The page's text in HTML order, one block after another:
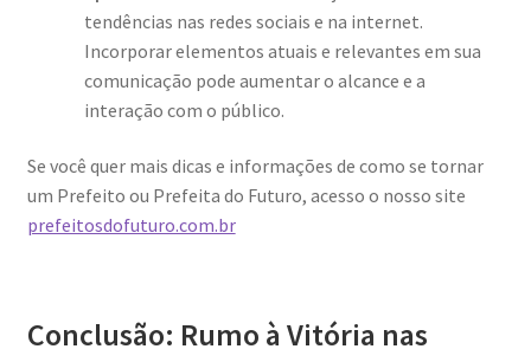
tendências nas redes sociais e na internet.
Incorporar elementos atuais e relevantes em sua
comunicação pode aumentar o alcance e a
interação com o público.
Se você quer mais dicas e informações de como se tornar
um Prefeito ou Prefeita do Futuro, acesso o nosso site
prefeitosdofuturo.com.br
Conclusão: Rumo à Vitória nas